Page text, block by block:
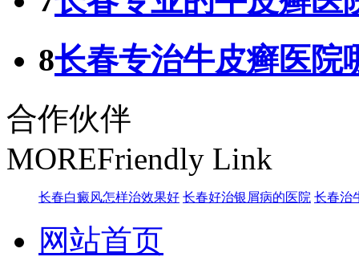
8长春专治牛皮癣医院
合作伙伴
MOREFriendly Link
长春白癜风怎样治效果好 长春好治银屑病的医院 长春治
网站首页